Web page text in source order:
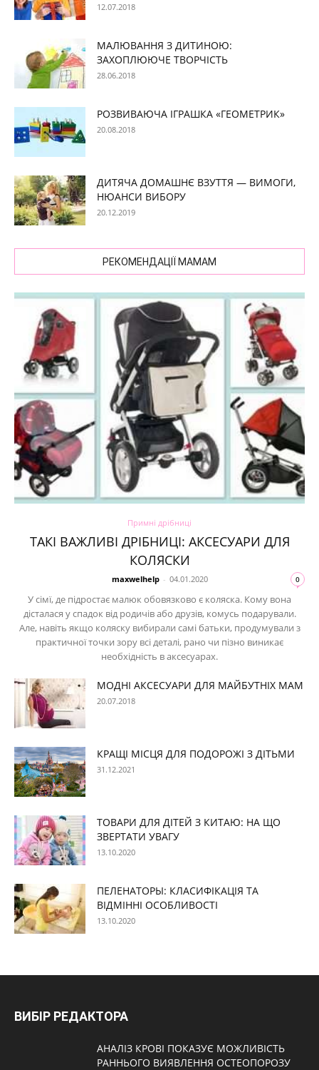
12.07.2018
МАЛЮВАННЯ З ДИТИНОЮ:
ЗАХОПЛЮЮЧЕ ТВОРЧІСТЬ
28.06.2018
РОЗВИВАЮЧА ІГРАШКА «ГЕОМЕТРИК»
20.08.2018
ДИТЯЧА ДОМАШНЄ ВЗУТТЯ — ВИМОГИ,
НЮАНСИ ВИБОРУ
20.12.2019
РЕКОМЕНДАЦІЇ МАМАМ
Примні дрібниці
ТАКІ ВАЖЛИВІ ДРІБНИЦІ: АКСЕСУАРИ ДЛЯ
КОЛЯСКИ
maxwelhelp - 04.01.2020 0
У сімї, де підростає малюк обовязково є коляска. Кому вона
дісталася у спадок від родичів або друзів, комусь подарували.
Але, навіть якщо коляску вибирали самі батьки, продумували з
практичної точки зору всі деталі, рано чи пізно виникає
необхідність в аксесуарах.
МОДНІ АКСЕСУАРИ ДЛЯ МАЙБУТНІХ МАМ
20.07.2018
КРАЩІ МІСЦЯ ДЛЯ ПОДОРОЖІ З ДІТЬМИ
31.12.2021
ТОВАРИ ДЛЯ ДІТЕЙ З КИТАЮ: НА ЩО
ЗВЕРТАТИ УВАГУ
13.10.2020
ПЕЛЕНАТОРЫ: КЛАСИФІКАЦІЯ ТА
ВІДМІННІ ОСОБЛИВОСТІ
13.10.2020
ВИБІР РЕДАКТОРА
АНАЛІЗ КРОВІ ПОКАЗУЄ МОЖЛИВІСТЬ
РАННЬОГО ВИЯВЛЕННЯ ОСТЕОПОРОЗУ